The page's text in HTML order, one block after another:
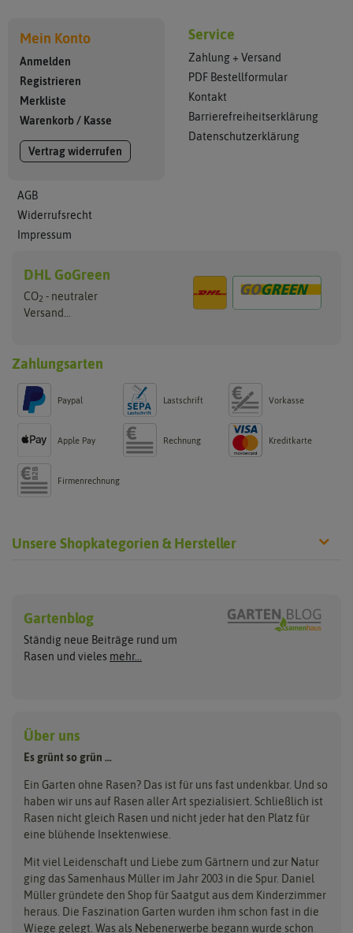
Mein Konto
Anmelden
Registrieren
Merkliste
Warenkorb / Kasse
Vertrag widerrufen
AGB
Widerrufsrecht
Impressum
Service
Zahlung + Versand
PDF Bestellformular
Kontakt
Barrierefreiheitserklärung
Datenschutzerklärung
DHL GoGreen
CO2 - neutraler
Versand...
Zahlungsarten
Paypal Lastschrift Vorkasse
Apple Pay Rechnung Kreditkarte
Firmenrechnung
Unsere Shopkategorien & Hersteller
Sport- und Spielrasen
Zierrasen
Tierrasen
Landschaftsrasen
Rasennachsaat
Rasendünger
Erde
Unkrautbeseitigung
ASB Greenworld
Compo
Pegasus Dream Gardens
Greenfield
Grüne Oase
Hauert Manna
Kiepenkerl
Samen maier
Gartenblog
Ständig neue Beiträge rund um
Rasen und vieles mehr...
Über uns
Es grünt so grün …
Ein Garten ohne Rasen? Das ist für uns fast undenkbar. Und so
haben wir uns auf Rasen aller Art spezialisiert. Schließlich ist
Rasen nicht gleich Rasen und nicht jeder hat den Platz für
eine blühende Insektenwiese.
Mit viel Leidenschaft und Liebe zum Gärtnern und zur Natur
ging das Samenhaus Müller im Jahr 2003 in die Spur. Daniel
Müller gründete den Shop für Saatgut aus dem Kinderzimmer
heraus. Die Faszination Garten wurden ihm schon fast in die
Wiege gelegt. Was als Nebenerwerbe begann wurde schon